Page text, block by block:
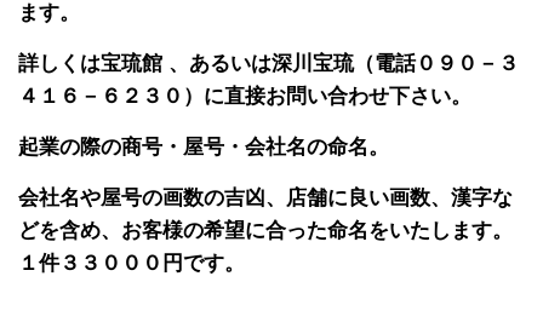
ます。
詳しくは宝琉館 、あるいは深川宝琉（電話０９０－３
４１６－６２３０）に直接お問い合わせ下さい。
起業の際の商号・屋号・会社名の命名。
会社名や屋号の画数の吉凶、店舗に良い画数、漢字な
どを含め、お客様の希望に合った命名をいたします。
１件３３０００円です。